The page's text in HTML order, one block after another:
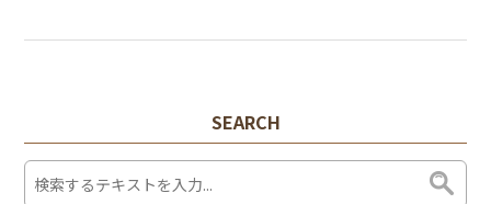
SEARCH